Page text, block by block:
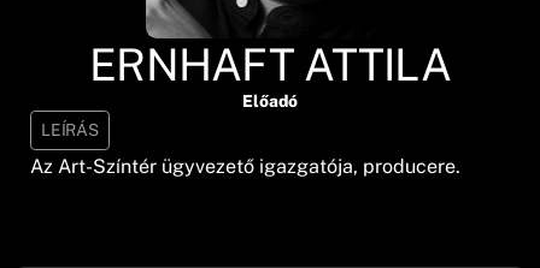
ERNHAFT ATTILA
Előadó
LEÍRÁS
Az Art-Színtér ügyvezető igazgatója, producere.